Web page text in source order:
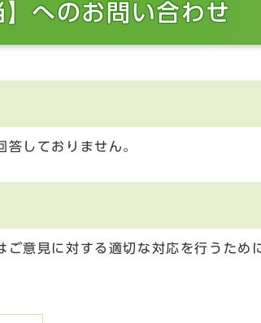
へのお問い合わせ
しておりません。
意見に対する適切な対応を行うため